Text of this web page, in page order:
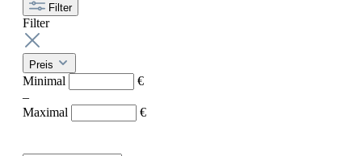
Filter
Filter
Preis
Minimal
€
–
Maximal
€